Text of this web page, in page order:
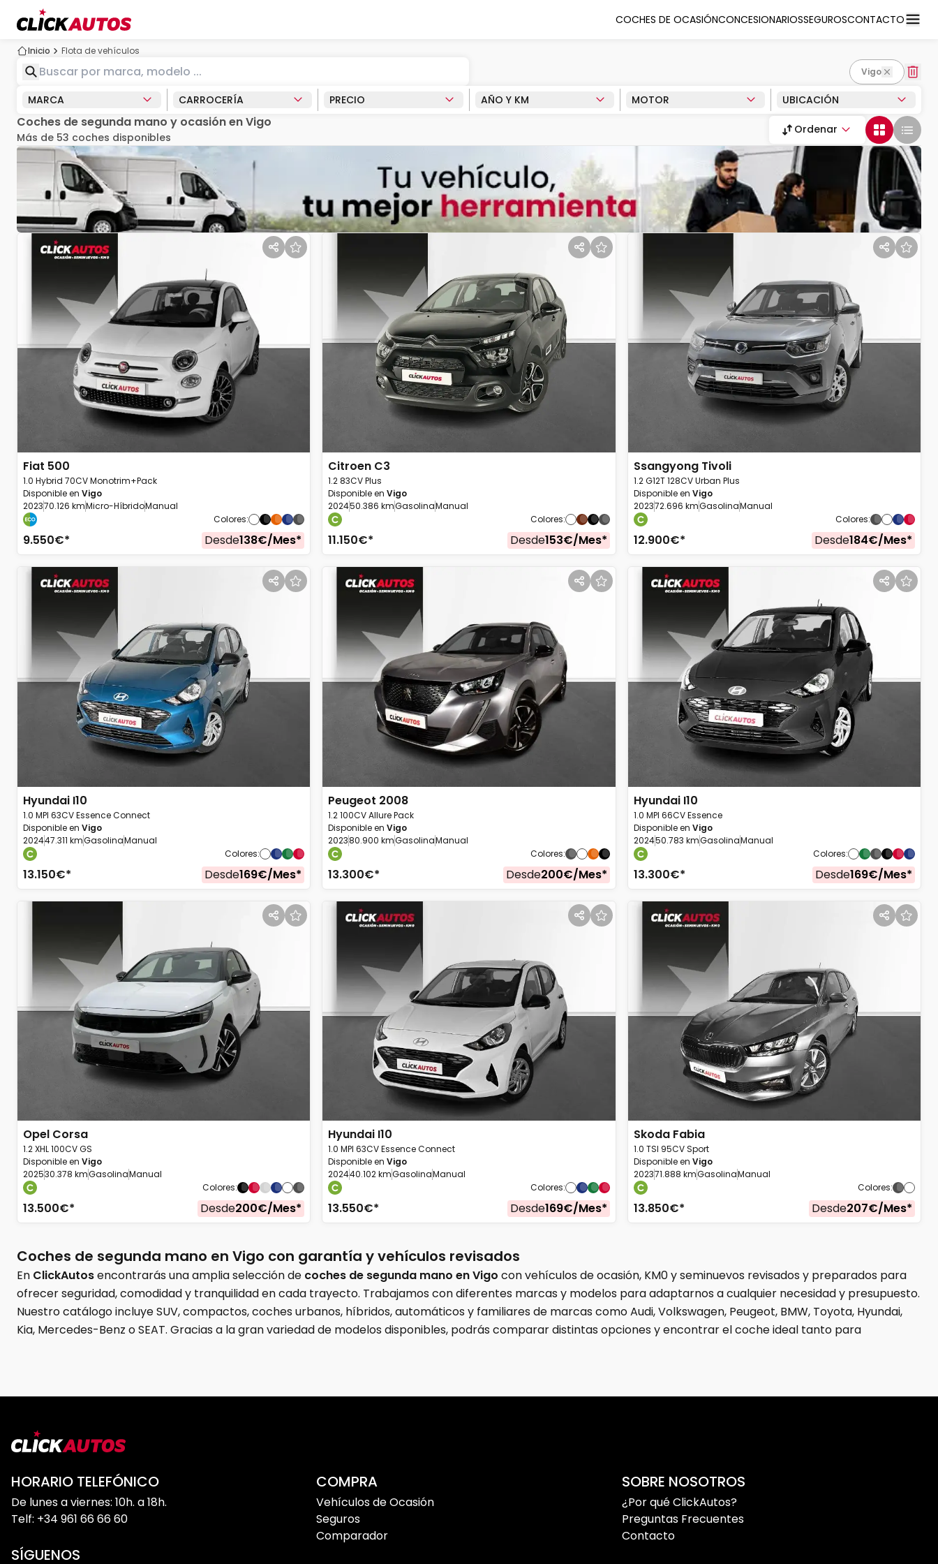
COCHES DE OCASIÓNCONCESIONARIOSSEGUROSCONTACTO
Inicio
Flota de vehículos
vigo
MARCA CARROCERÍA PRECIO AÑO Y KM MOTOR UBICACIÓN
Coches de segunda mano y ocasión en Vigo
Más de 53 coches disponibles
Ordenar
Fiat 500
1.0 Hybrid 70CV Monotrim+Pack
Disponible en Vigo
202370.126 kmMicro-HíbridoManual
Colores:
9.550€* Desde138€/Mes*
Citroen C3
1.2 83CV Plus
Disponible en Vigo
202450.386 kmGasolinaManual
Colores:
11.150€* Desde153€/Mes*
Ssangyong Tivoli
1.2 G12T 128CV Urban Plus
Disponible en Vigo
202372.696 kmGasolinaManual
Colores:
12.900€* Desde184€/Mes*
Hyundai I10
1.0 MPI 63CV Essence Connect
Disponible en Vigo
202447.311 kmGasolinaManual
Colores:
13.150€* Desde169€/Mes*
Peugeot 2008
1.2 100CV Allure Pack
Disponible en Vigo
202380.900 kmGasolinaManual
Colores:
13.300€* Desde200€/Mes*
Hyundai I10
1.0 MPI 66CV Essence
Disponible en Vigo
202450.783 kmGasolinaManual
Colores:
13.300€* Desde169€/Mes*
Opel Corsa
1.2 XHL 100CV GS
Disponible en Vigo
202530.378 kmGasolinaManual
Colores:
13.500€* Desde200€/Mes*
Hyundai I10
1.0 MPI 63CV Essence Connect
Disponible en Vigo
202440.102 kmGasolinaManual
Colores:
13.550€* Desde169€/Mes*
Skoda Fabia
1.0 TSI 95CV Sport
Disponible en Vigo
202371.888 kmGasolinaManual
Colores:
13.850€* Desde207€/Mes*
Coches de segunda mano en Vigo con garantía y vehículos revisados
En ClickAutosencontrarás una amplia selección de coches de segunda mano en Vigo con vehículos de ocasión, KM0 y seminuevos revisados y preparados para
ofrecer seguridad, comodidad y tranquilidad en cada trayecto. Trabajamos con diferentes marcas y modelos para adaptarnos a cualquier necesidad y presupuesto.
Nuestro catálogo incluye SUV, compactos, coches urbanos, híbridos, automáticos y familiares de marcas como Audi, Volkswagen, Peugeot, BMW, Toyota, Hyundai,
Kia, Mercedes-Benz o SEAT. Gracias a la gran variedad de modelos disponibles, podrás comparar distintas opciones y encontrar el coche ideal tanto para
En ClickAutos Vigotrabajamos con un stock actualizado constantemente para ofrecer coches de ocasión en Vigo con garantía y entrega inmediata.
SUV de segunda mano en Vigo
Coches automáticos
Vehículos híbridos y gasolina
Vehículos KM0
HORARIO TELEFÓNICO
De lunes a viernes: 10h. a 18h.
Telf: +34 961 66 66 60
COMPRA
Vehículos de Ocasión
Seguros
Comparador
SOBRE NOSOTROS
¿Por qué ClickAutos?
Preguntas Frecuentes
Contacto
SÍGUENOS